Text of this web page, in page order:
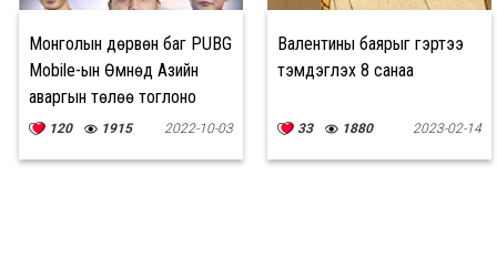
Монголын дөрвөн баг PUBG
Mobile-ын Өмнөд Азийн
аваргын төлөө тоглоно
120 1915 2022-10-03
Валентины баярыг гэртээ
тэмдэглэх 8 санаа
33 1880 2023-02-14